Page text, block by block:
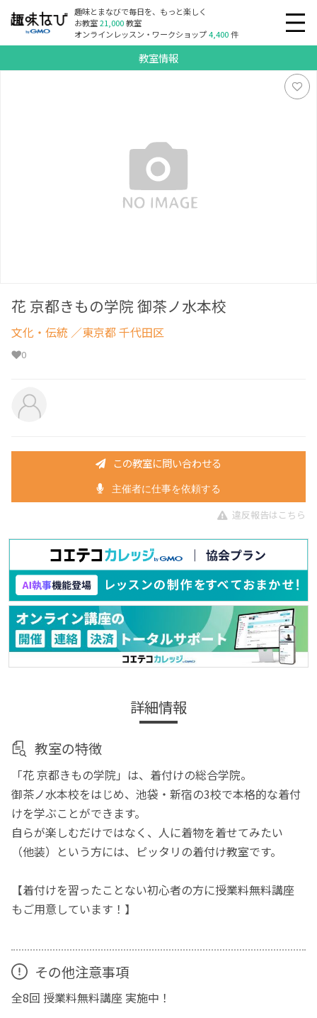
趣味とまなびで毎日を、もっと楽しく
お教室21,000教室
オンラインレッスン・ワークショップ4,400件
教室情報
花 京都きもの学院 御茶ノ水本校
文化・伝統 ／東京都 千代田区
0
この教室に問い合わせる
主催者に仕事を依頼する
違反報告はこちら
詳細情報
教室の特徴
「花 京都きもの学院」は、着付けの総合学院。
御茶ノ水本校をはじめ、池袋・新宿の3校で本格的な着付
けを学ぶことができます。
自らが楽しむだけではなく、人に着物を着せてみたい
（他装）という方には、ピッタリの着付け教室です。
【着付けを習ったことない初心者の方に授業料無料講座
もご用意しています！】
その他注意事項
全8回 授業料無料講座 実施中！